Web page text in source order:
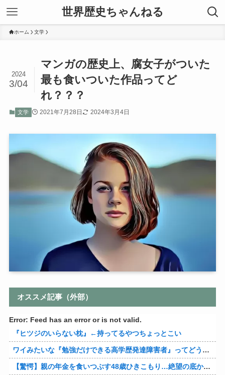
世界歴史ちゃんねる
ホーム 文学
マンガの歴史上、腐女子がついた
最も食いついた作品ってど
れ？？？
2024
3/04
文学 2021年7月28日 2024年3月4日
オススメ記事（外部）
Error: Feed has an error or is not valid.
『ヒツジのいらない枕』←持ってるやつちょっとこい
ワイみたいな『勉強だけできる高学歴発達障害者』ってどう生きたらいいんや？
【驚愕】親の年金を食いつぶす48歳ひきこもり…絶望の底から家族を救ったのは『障害基礎年金』だった